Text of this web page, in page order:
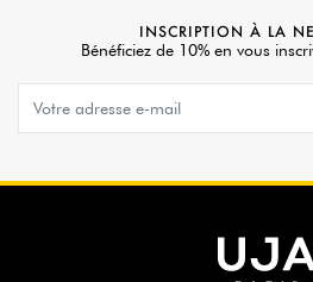
INSCRIPTION À LA
Bénéficiez de 10% en vous